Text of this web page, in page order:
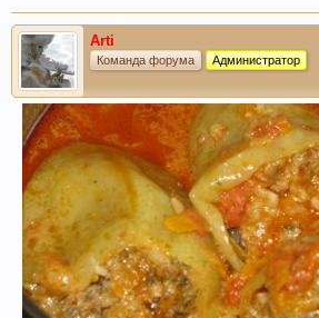
Arti
Команда форума Администратор